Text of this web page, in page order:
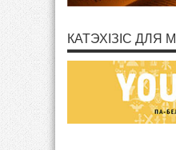
КАТЭХІЗІС ДЛЯ